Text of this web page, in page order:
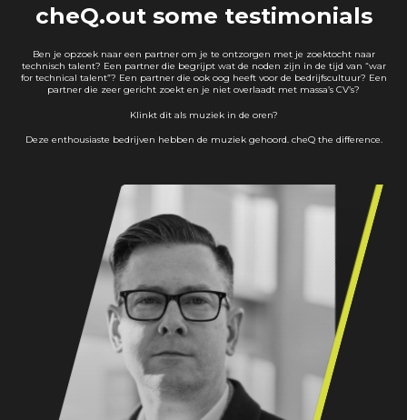
cheQ.out some testimonials
Ben je opzoek naar een partner om je te ontzorgen met je zoektocht naar
technisch talent? Een partner die begrijpt wat de noden zijn in de tijd van “war
for technical talent”? Een partner die ook oog heeft voor de bedrijfscultuur? Een
partner die zeer gericht zoekt en je niet overlaadt met massa’s CV’s?
Klinkt dit als muziek in de oren?
Deze enthousiaste bedrijven hebben de muziek gehoord. cheQ the difference.